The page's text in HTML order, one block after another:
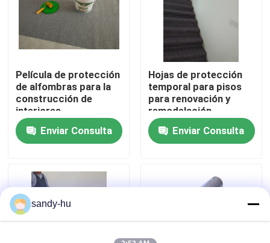
Recorrido por la fábrica
Control de calidad
Contacta con nosotros
Noticias
protector del piso
Película de protección
de alfombras para la
construcción de
interiores
Enviar Consulta
Hojas de protección
temporal para pisos
para renovación y
remodelación
Enviar Consulta
sandy-hu